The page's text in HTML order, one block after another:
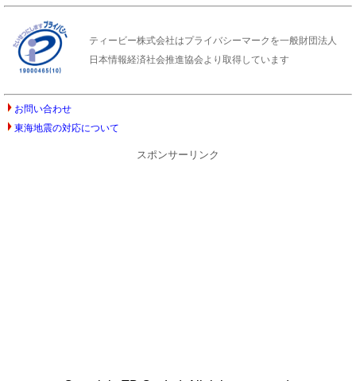
ティービー株式会社はプライバシーマークを一般財団法人
日本情報経済社会推進協会より取得しています
お問い合わせ
東海地震の対応について
スポンサーリンク